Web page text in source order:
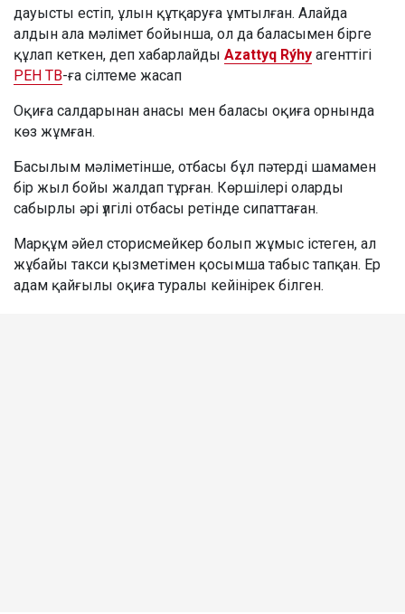
дауысты естіп, ұлын құтқаруға ұмтылған. Алайда
алдын ала мәлімет бойынша, ол да баласымен бірге
құлап кеткен, деп хабарлайды Azattyq Rýhy агенттігі
РЕН ТВ-ға сілтеме жасап
Оқиға салдарынан анасы мен баласы оқиға орнында
көз жұмған.
Басылым мәліметінше, отбасы бұл пәтерді шамамен
бір жыл бойы жалдап тұрған. Көршілері оларды
сабырлы әрі үлгілі отбасы ретінде сипаттаған.
Марқұм әйел сторисмейкер болып жұмыс істеген, ал
жұбайы такси қызметімен қосымша табыс тапқан. Ер
адам қайғылы оқиға туралы кейінірек білген.